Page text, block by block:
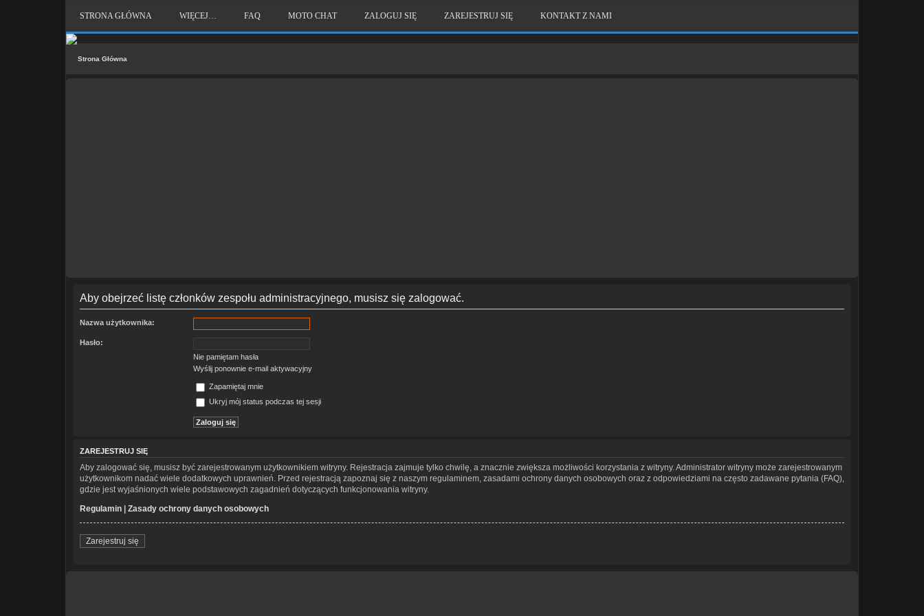
STRONA GŁÓWNA WIĘCEJ… FAQ MOTO CHAT ZALOGUJ SIĘ ZAREJESTRUJ SIĘ KONTAKT Z NAMI
Strona Główna
Aby obejrzeć listę członków zespołu administracyjnego, musisz się zalogować.
Nazwa użytkownika:
Hasło:
Nie pamiętam hasła
Wyślij ponownie e-mail aktywacyjny
Zapamiętaj mnie
Ukryj mój status podczas tej sesji
ZAREJESTRUJ SIĘ
Aby zalogować się, musisz być zarejestrowanym użytkownikiem witryny. Rejestracja zajmuje tylko chwilę, a znacznie zwiększa możliwości korzystania z witryny. Administrator witryny może zarejestrowanym
użytkownikom nadać wiele dodatkowych uprawnień. Przed rejestracją zapoznaj się z naszym regulaminem, zasadami ochrony danych osobowych oraz z odpowiedziami na często zadawane pytania (FAQ),
gdzie jest wyjaśnionych wiele podstawowych zagadnień dotyczących funkcjonowania witryny.
Regulamin | Zasady ochrony danych osobowych
Zarejestruj się